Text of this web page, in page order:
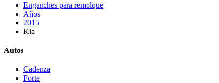
Enganches para remolque
Años
2015
Kia
Autos
Cadenza
Forte